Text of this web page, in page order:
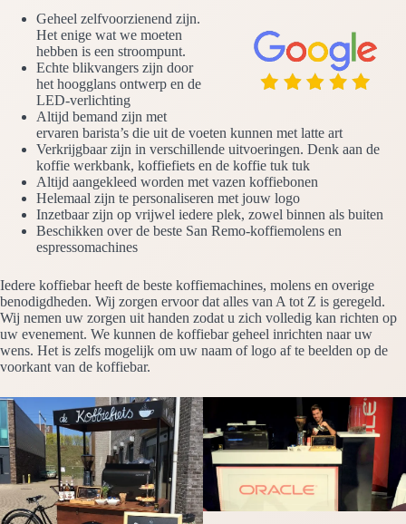
Geheel zelfvoorzienend zijn.
Het enige wat we moeten
hebben is een stroompunt.
Echte blikvangers zijn door
het hoogglans ontwerp en de
LED-verlichting
Altijd bemand zijn met
ervaren barista’s die uit de voeten kunnen met latte art
Verkrijgbaar zijn in verschillende uitvoeringen. Denk aan de
koffie werkbank, koffiefiets en de koffie tuk tuk
Altijd aangekleed worden met vazen koffiebonen
Helemaal zijn te personaliseren met jouw logo
Inzetbaar zijn op vrijwel iedere plek, zowel binnen als buiten
Beschikken over de beste San Remo-koffiemolens en
espressomachines
Iedere koffiebar heeft de beste koffiemachines, molens en overige
benodigdheden. Wij zorgen ervoor dat alles van A tot Z is geregeld.
Wij nemen uw zorgen uit handen zodat u zich volledig kan richten op
uw evenement. We kunnen de koffiebar geheel inrichten naar uw
wens. Het is zelfs mogelijk om uw naam of logo af te beelden op de
voorkant van de koffiebar.